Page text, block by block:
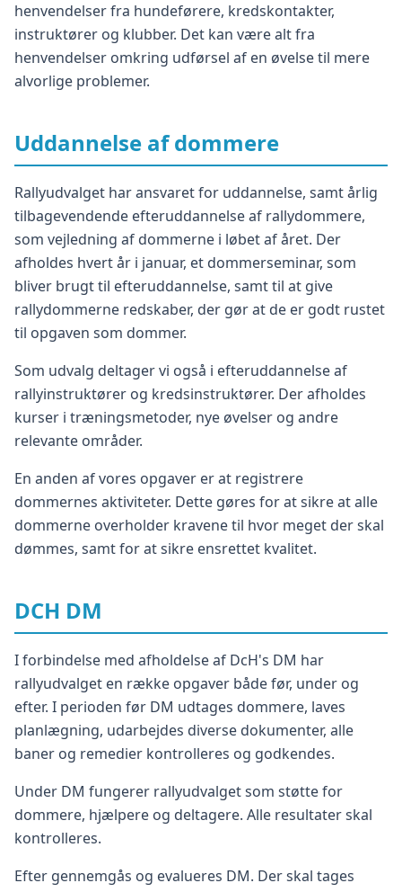
henvendelser fra hundeførere, kredskontakter,
instruktører og klubber. Det kan være alt fra
henvendelser omkring udførsel af en øvelse til mere
alvorlige problemer.
Uddannelse af dommere
Rallyudvalget har ansvaret for uddannelse, samt årlig
tilbagevendende efteruddannelse af rallydommere,
som vejledning af dommerne i løbet af året. Der
afholdes hvert år i januar, et dommerseminar, som
bliver brugt til efteruddannelse, samt til at give
rallydommerne redskaber, der gør at de er godt rustet
til opgaven som dommer.
Som udvalg deltager vi også i efteruddannelse af
rallyinstruktører og kredsinstruktører. Der afholdes
kurser i træningsmetoder, nye øvelser og andre
relevante områder.
En anden af vores opgaver er at registrere
dommernes aktiviteter. Dette gøres for at sikre at alle
dommerne overholder kravene til hvor meget der skal
dømmes, samt for at sikre ensrettet kvalitet.
DCH DM
I forbindelse med afholdelse af DcH's DM har
rallyudvalget en række opgaver både før, under og
efter. I perioden før DM udtages dommere, laves
planlægning, udarbejdes diverse dokumenter, alle
baner og remedier kontrolleres og godkendes.
Under DM fungerer rallyudvalget som støtte for
dommere, hjælpere og deltagere. Alle resultater skal
kontrolleres.
Efter gennemgås og evalueres DM. Der skal tages